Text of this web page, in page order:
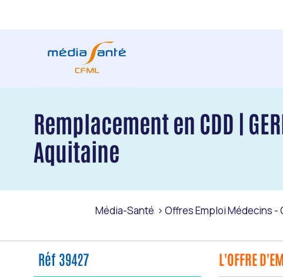
Remplacement en CDD |
Aquitaine
Média-Santé Offres Emploi Médecins -
Réf 39427 L'OFFRE